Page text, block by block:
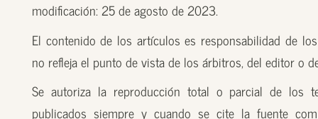
modificación: 25 de agosto de 2023.
El contenido de los artículos es responsabilidad de
no refleja el punto de vista de los árbitros, del editor o
Se autoriza la reproducción total o parcial de los
publicados siempre y cuando se cite la fuente